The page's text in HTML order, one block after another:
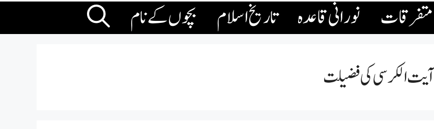
متفرقات نورانی قاعدہ تاریخ اسلام بچوں کے نام
آیت الکرسی کی فضیلت